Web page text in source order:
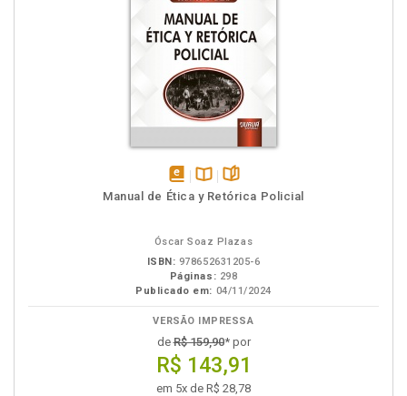
disponívelDisponível
páginas
Manual de Ética y Retórica Policial
Óscar Soaz Plazas
ISBN: 978652631205-6
Páginas: 298
Publicado em: 04/11/2024
VERSÃO IMPRESSA
deR$ 159,90* por
R$ 143,91
em 5x de R$ 28,78